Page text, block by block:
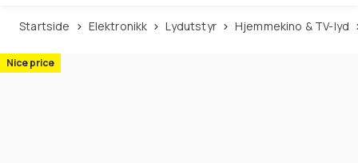
Startside Elektronikk Lydutstyr Hjemmekino & TV-lyd
Nice price